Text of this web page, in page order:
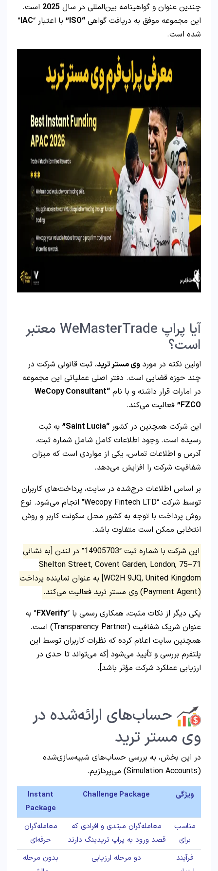
چندین عنوان و گواهینامه بین‌المللی در سال 2025 است.
این مجموعه موفق به دریافت گواهی “ISO” با اعتبار “IAC
”
شده است.
آیا پراپ WeMasterTrade معتبر
است؟
اولین نکته در مورد وی مستر ترید، ثبت قانونی شرکت در
چند حوزه قضایی است. دفتر اصلی عملیاتی این مجموعه
در امارات قرار داشته و با نام “WeCopy Consultant
FZCO” فعالیت می‌کند.
این شرکت همچنین در کشور “Saint Lucia”
به ثبت
رسیده است. وجود اطلاعات کامل شامل شماره ثبت،
آدرس و اطلاعات تماس، یکی از مواردی است که میزان
شفافیت شرکت را افزایش می‌دهد.
بر اساس اطلاعات درج‌شده در سایت، پرداخت‌های کاربران
توسط شرکت “Wecopy Fintech LTD” انجام می‌شود. نوع
روش پرداخت با توجه به کشور محل سکونت کاربر و روش
انتخابی ممکن است متفاوت باشد.
این شرکت با شماره ثبت “14905703” در لندن [به نشانی
71–75 Shelton Street, Covent Garden, London,
WC2H 9JQ, United Kingdom] به عنوان نماینده پرداخت
(Payment Agent) وی مستر ترید فعالیت می‌کند.
یکی دیگر از نکات مثبت، همکاری رسمی با “FXVerify” به
عنوان شریک شفافیت (Transparency Partner) است.
همچنین سایت اعلام کرده که نظرات کاربران توسط این
پلتفرم بررسی و تأیید می‌شود [که می‌تواند تا حدی در
ارزیابی عملکرد شرکت مؤثر باشد].
حساب‌های ارائه‌شده در
وی مستر ترید
در این بخش، به بررسی حساب‌های شبیه‌سازی‌شده
(Simulation Accounts) می‌پردازیم.
ویژگی Challenge Package
Instant
Package
مناسب
برای
معامله‌گران مبتدی و افرادی که
قصد ورود به پراپ تریدینگ دارند
معامله‌گران
حرفه‌ای
فرآیند
دو مرحله ارزیابی
بدون مرحله